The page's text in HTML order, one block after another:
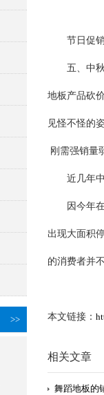
>>
节日促销
五、中秋
地板产品砍
见怪不怪的
刚需强销量
近几年中
因今年在
出现大面积
的消费者并
本文链接：
相关文章
舞蹈地板的